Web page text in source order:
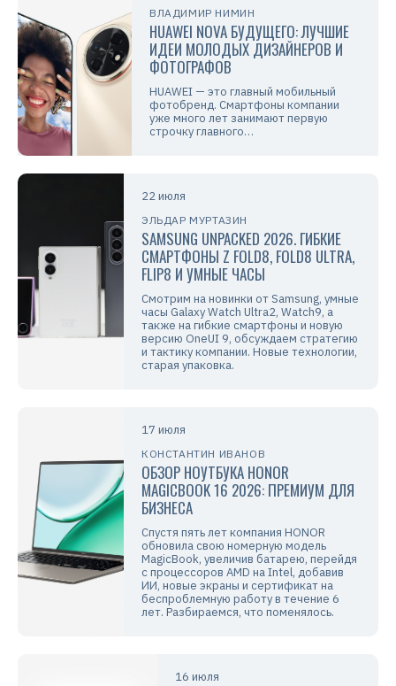
ВЛАДИМИР НИМИН
HUAWEI NOVA БУДУЩЕГО: ЛУЧШИЕ
ИДЕИ МОЛОДЫХ ДИЗАЙНЕРОВ И
ФОТОГРАФОВ
HUAWEI — это главный мобильный
фотобренд. Смартфоны компании
уже много лет занимают первую
строчку главного…
22 июля
ЭЛЬДАР МУРТАЗИН
SAMSUNG UNPACKED 2026. ГИБКИЕ
СМАРТФОНЫ Z FOLD8, FOLD8 ULTRA,
FLIP8 И УМНЫЕ ЧАСЫ
Смотрим на новинки от Samsung, умные
часы Galaxy Watch Ultra2, Watch9, а
также на гибкие смартфоны и новую
версию OneUI 9, обсуждаем стратегию
и тактику компании. Новые технологии,
старая упаковка.
17 июля
КОНСТАНТИН ИВАНОВ
ОБЗОР НОУТБУКА HONOR
MAGICBOOK 16 2026: ПРЕМИУМ ДЛЯ
БИЗНЕСА
Спустя пять лет компания HONOR
обновила свою номерную модель
MagicBook, увеличив батарею, перейдя
с процессоров AMD на Intel, добавив
ИИ, новые экраны и сертификат на
беспроблемную работу в течение 6
лет. Разбираемся, что поменялось.
16 июля